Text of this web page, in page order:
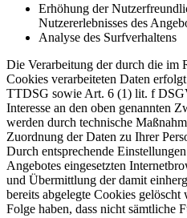
Erhöhung der
Nutzererlebnisses des
Analyse des Surfverhaltens
Die Verarbeitung der durch die im
Cookies verarbeiteten Daten
TTDSG sowie Art. 6 (1) lit. f
Interesse an den oben genannten
werden durch technische
Zuordnung der Daten zu Ihrer
Durch entsprechende
Angebotes eingesetzten
und Übermittlung der damit
bereits abgelegte Cookies
Folge haben, dass nicht sämtliche